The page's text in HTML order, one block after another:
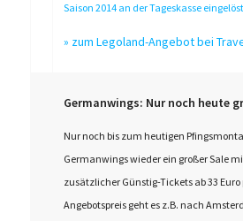
Saison 2014 an der Tageskasse
» zum Legoland-Angebot bei
Germanwings: Nur noch heute
Nur noch bis zum heutigen
Germanwings wieder ein großer Sale
zusätzlicher Günstig-Tickets ab 33 Euro
Angebotspreis geht es z.B. nach